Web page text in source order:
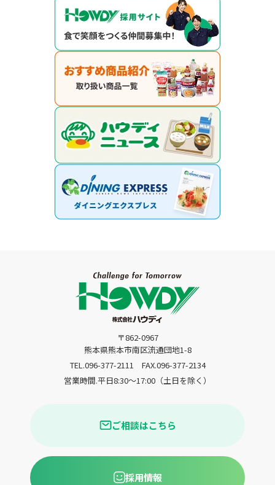
〒862-0967
熊本県熊本市南区流通団地1-8
TEL.096-377-2111
FAX.096-377-2134
営業時間.平日8:30〜17:00（土日を除く）
ご相談はこちら
採用情報